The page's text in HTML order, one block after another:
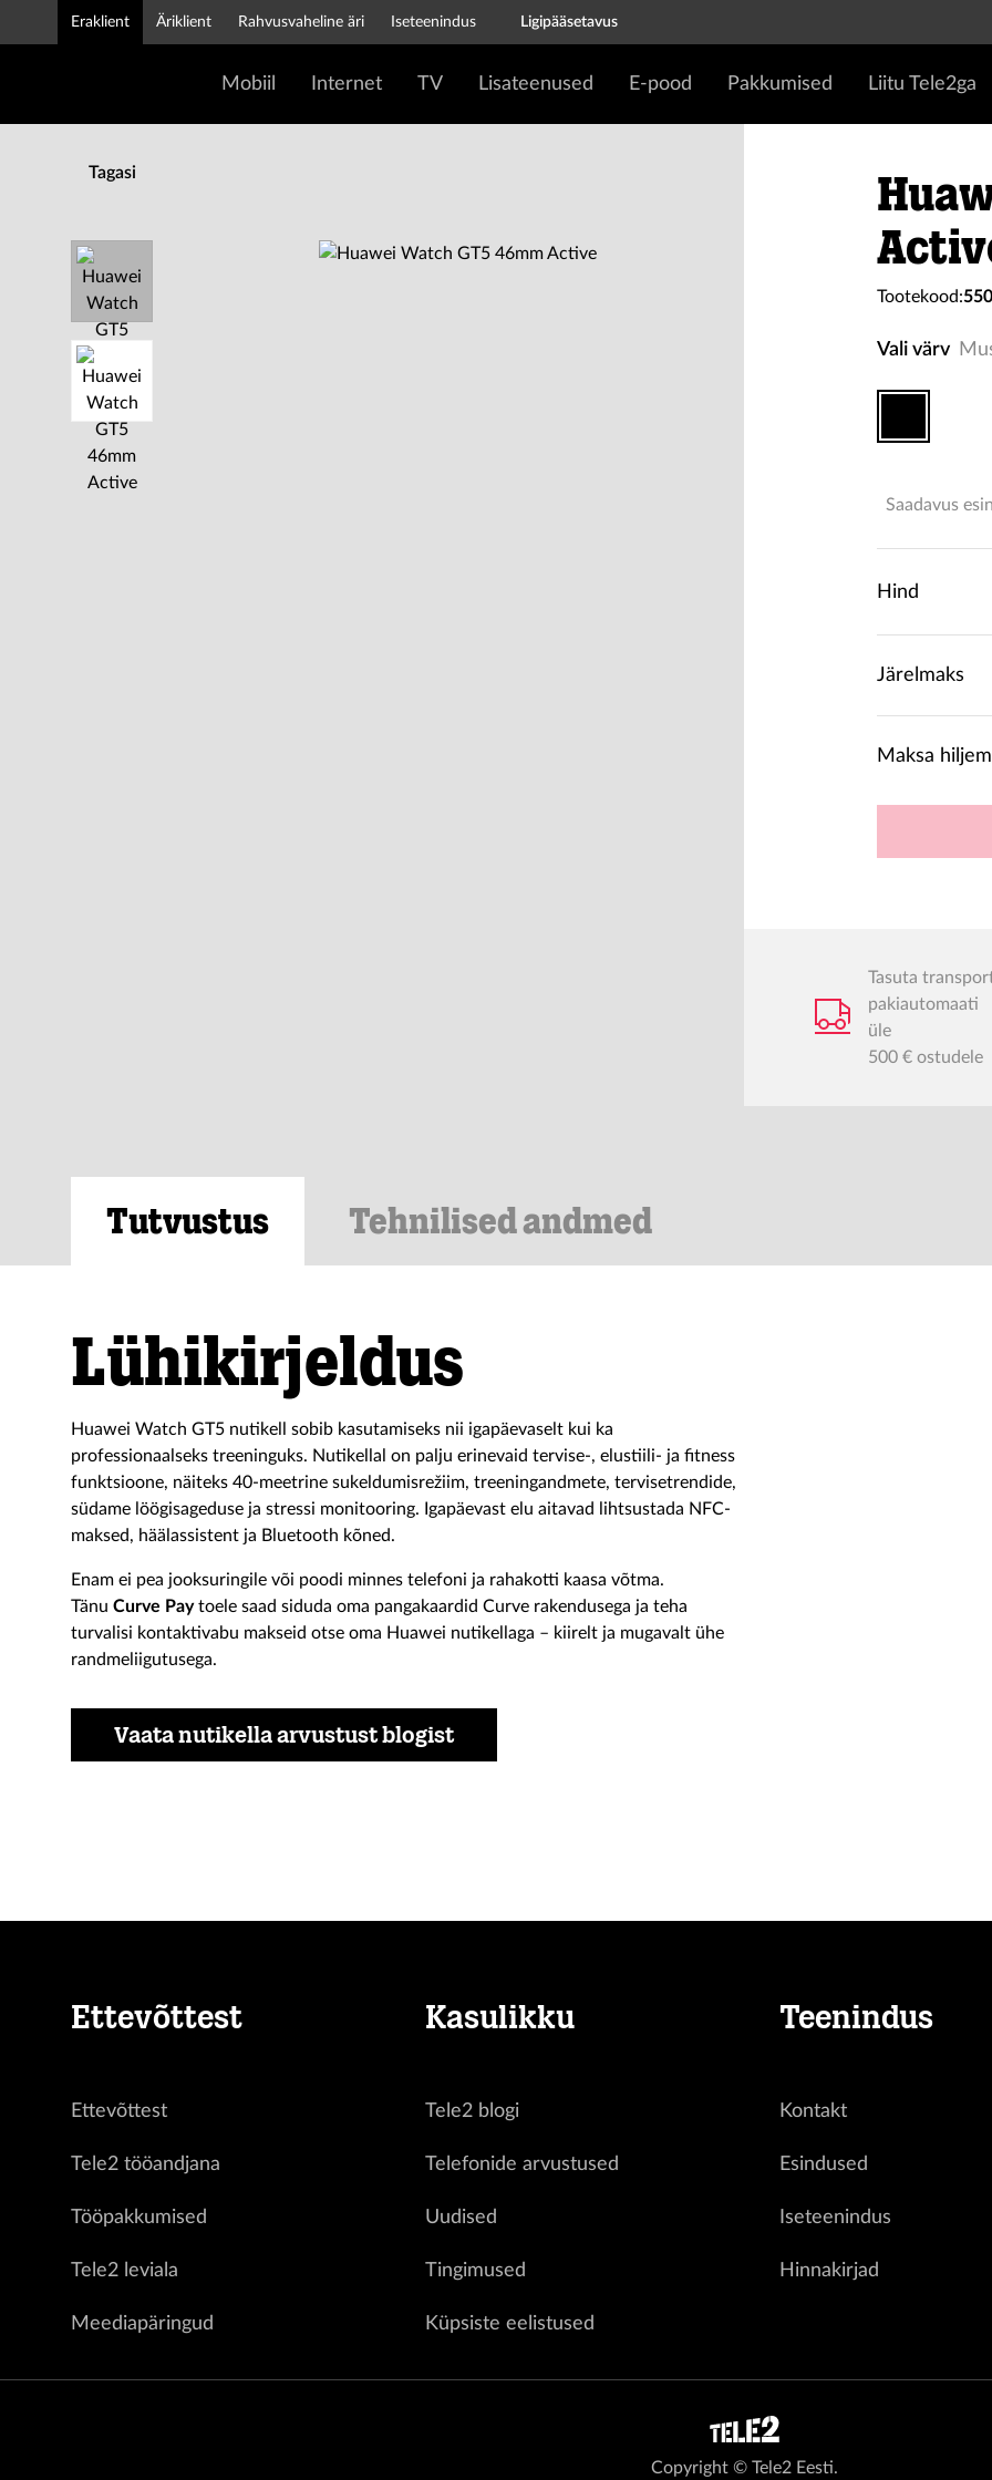
Eraklient Äriklient Rahvusvaheline äri Iseteenindus Ligipääsetavus
Mobiil Internet TV Lisateenused E-pood Pakkumised Liitu Tele2ga
Tagasi
Tootekood:
Vali värv
Saadavus
Hind
Järelmaks
Maksa hiljem
Tasuta
pakiautomaati
üle
500 € ostudele
Tutvustus Tehnilised andmed
Lühikirjeldus
Huawei Watch GT5 nutikell sobib kasutamiseks nii igapäevaselt kui ka
professionaalseks treeninguks. Nutikellal on palju erinevaid tervise-, elustiili- ja fitness
funktsioone, näiteks 40-meetrine sukeldumisrežiim, treeningandmete, tervisetrendide,
südame löögisageduse ja stressi monitooring. Igapäevast elu aitavad lihtsustada NFC-
maksed, häälassistent ja Bluetooth kõned.
Enam ei pea jooksuringile või poodi minnes telefoni ja rahakotti kaasa võtma.
Tänu Curve Paytoele saad siduda oma pangakaardid Curve rakendusega ja teha
turvalisi kontaktivabu makseid otse oma Huawei nutikellaga – kiirelt ja mugavalt ühe
randmeliigutusega.
Vaata nutikella arvustust blogist
Ettevõttest
Ettevõttest
Tele2 tööandjana
Tööpakkumised
Tele2 leviala
Meediapäringud
Kasulikku
Tele2 blogi
Telefonide arvustused
Uudised
Tingimused
Küpsiste eelistused
Teenindus
Kontakt
Esindused
Iseteenindus
Hinnakirjad
Copyright © Tele2 Eesti.